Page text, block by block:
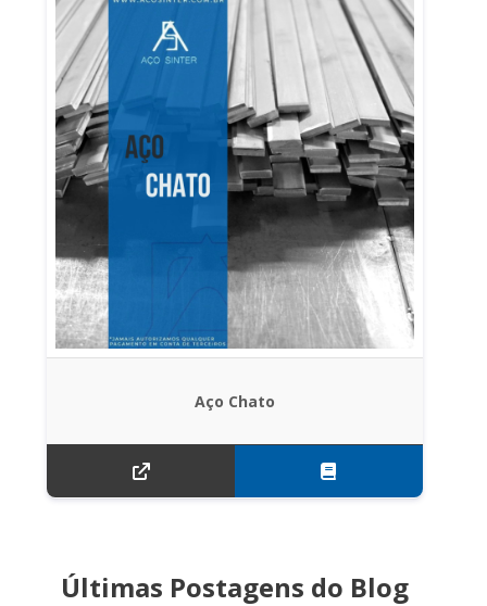
Aço Chato
Últimas Postagens do Blog